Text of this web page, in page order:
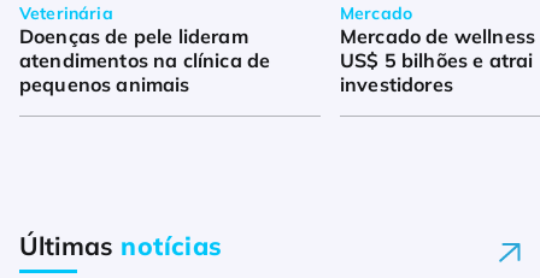
Veterinária
Doenças de pele lideram
atendimentos na clínica de
pequenos animais
Mercado
Mercado de
US$ 5 bilhões e atrai
investidores
Últimas notícias